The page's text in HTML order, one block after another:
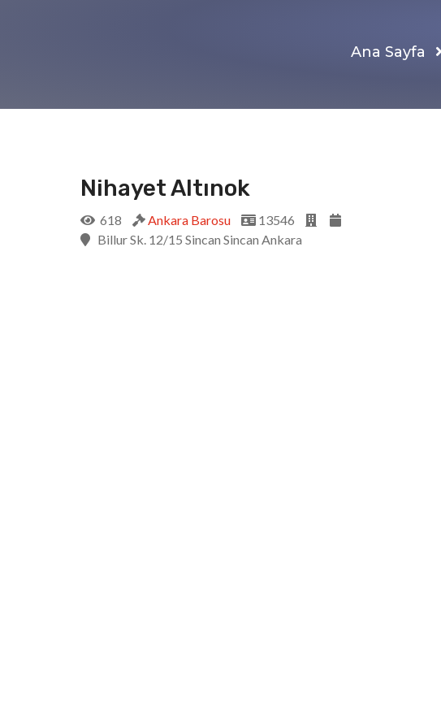
Ana Sayfa
Nihayet Altınok
618 Ankara Barosu
13546
Billur Sk. 12/15 Sincan Sincan Ankara